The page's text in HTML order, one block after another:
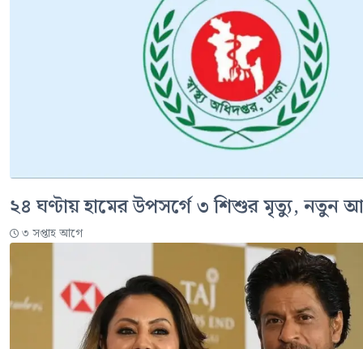
২৪ ঘণ্টায় হামের উপসর্গে ৩ শিশুর মৃত্যু, নতুন
৩ সপ্তাহ আগে